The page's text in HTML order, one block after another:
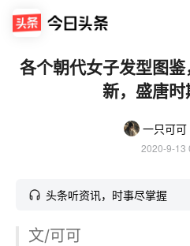
各个朝代女子发型图
新，盛唐
一只可可
2020-9-13
头条听资讯，时事尽掌握
文/可可